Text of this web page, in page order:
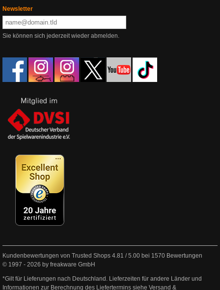
Newsletter
Sie können sich jederzeit wieder abmelden.
Kundenbewertungen von Trusted Shops 4.81 /5.00 bei 1570 Bewertungen
© 1997 - 2026 by freakware GmbH
*Gilt für Lieferungen nach Deutschland. Lieferzeiten für andere Länder und
Informationen zur Berechnung des Liefertermins siehe Versand &